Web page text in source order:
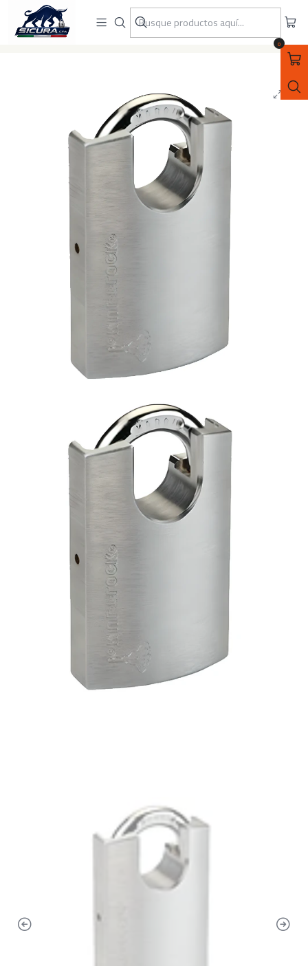
0
ASEGURATE CON SICURA SPA
Inicio
MARCAS MUL-T-LOCK
CANDADO SERIE G ARCO PROTEGIDO MUL-T-LOCK